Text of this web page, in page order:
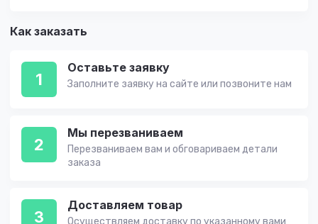
Как заказать
1
Оставьте заявку
Заполните заявку на сайте или позвоните нам
2
Мы перезваниваем
Перезваниваем вам и обговариваем детали
заказа
3
Доставляем товар
Осуществляем доставку по указанному вами